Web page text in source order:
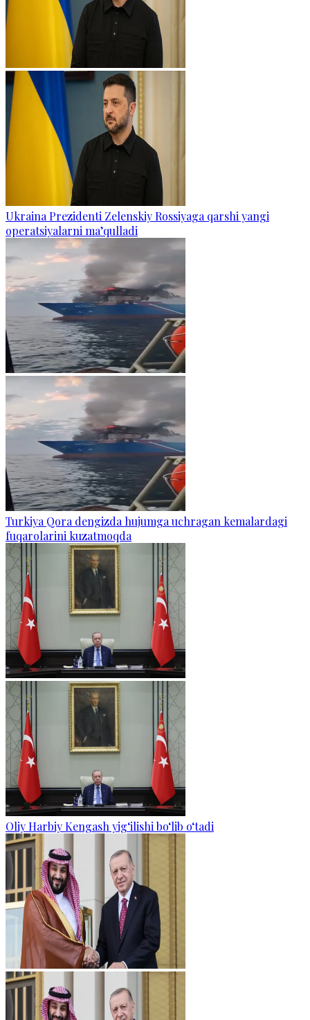
Ukraina Prezidenti Zelenskiy Rossiyaga qarshi yangi
operatsiyalarni ma’qulladi
Turkiya Qora dengizda hujumga uchragan kemalardagi
fuqarolarini kuzatmoqda
Oliy Harbiy Kengash yig‘ilishi bo‘lib o‘tadi